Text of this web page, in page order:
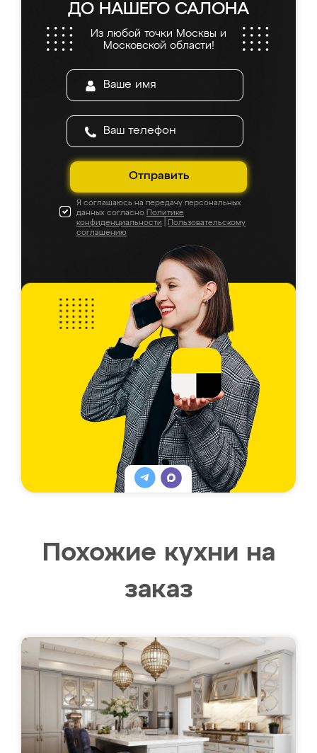
ДО НАШЕГО САЛОНА
Из любой точки Москвы и
Московской области!
Отправить
Я соглашаюсь на передачу персональных
данных согласно Политике
конфиденциальности
Пользовательскому
соглашению
Похожие кухни на
заказ